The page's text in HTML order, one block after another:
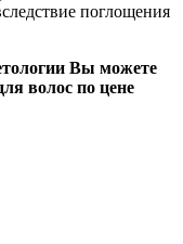
поглощения
Вы можете
волос по цене